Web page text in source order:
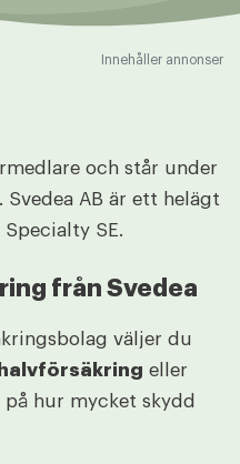
Innehåller annonser
och står under
Svedea AB är ett helägt
SE.
från Svedea
väljer du
halvförsäkring eller
på hur mycket skydd